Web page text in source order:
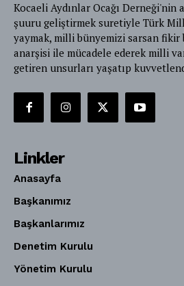
Kocaeli Aydınlar Ocağı Derneği'nin
şuuru geliştirmek suretiyle Türk
yaymak, milli bünyemizi sarsan fikir
anarşisi ile mücadele ederek milli
getiren unsurları yaşatıp
Linkler
Anasayfa
Başkanımız
Başkanlarımız
Denetim Kurulu
Yönetim Kurulu